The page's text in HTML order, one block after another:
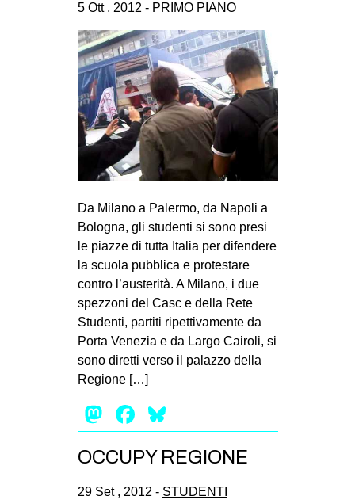
5 Ott , 2012 - PRIMO PIANO
Da Milano a Palermo, da Napoli a
Bologna, gli studenti si sono presi
le piazze di tutta Italia per difendere
la scuola pubblica e protestare
contro l’austerità. A Milano, i due
spezzoni del Casc e della Rete
Studenti, partiti ripettivamente da
Porta Venezia e da Largo Cairoli, si
sono diretti verso il palazzo della
Regione […]
Mastodon
Facebook
OCCUPY REGIONE
29 Set , 2012 - STUDENTI